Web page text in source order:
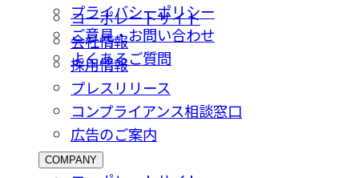
プライバシーポリシー
ご意⾒・お問い合わせ
よくあるご質問
コーポレートサイト
会社情報
採⽤情報
プレスリリース
コンプライアンス相談窓⼝
広告のご案内
COMPANY